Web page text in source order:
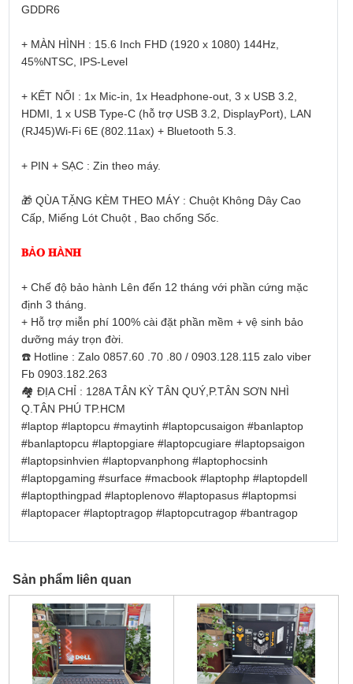
GDDR6
+ MÀN HÌNH : 15.6 Inch FHD (1920 x 1080) 144Hz,
45%NTSC, IPS-Level
+ KẾT NỐI : 1x Mic-in, 1x Headphone-out, 3 x USB 3.2,
HDMI, 1 x USB Type-C (hỗ trợ USB 3.2, DisplayPort), LAN
(RJ45)Wi-Fi 6E (802.11ax) + Bluetooth 5.3.
+ PIN + SẠC : Zin theo máy.
🎁QÙA TẶNG KÈM THEO MÁY : Chuột Không Dây Cao
Cấp, Miếng Lót Chuột , Bao chống Sốc.
𝐁Ả𝐎 𝐇À𝐍𝐇
+ Chế độ bảo hành Lên đến 12 tháng với phần cứng mặc
định 3 tháng.
+ Hỗ trợ miễn phí 100% cài đặt phần mềm + vệ sinh bảo
dưỡng máy trọn đời.
☎️Hotline : Zalo 0857.60 .70 .80 / 0903.128.115 zalo viber
Fb 0903.182.263
🏘 ĐỊA CHỈ : 128A TÂN KỲ TÂN QUÝ,P.TÂN SƠN NHÌ
Q.TÂN PHÚ TP.HCM
#laptop #laptopcu #maytinh #laptopcusaigon #banlaptop
#banlaptopcu #laptopgiare #laptopcugiare #laptopsaigon
#laptopsinhvien #laptopvanphong #laptophocsinh
#laptopgaming #surface #macbook #laptophp #laptopdell
#laptopthingpad #laptoplenovo #laptopasus #laptopmsi
#laptopacer #laptoptragop #laptopcutragop #bantragop
Sản phẩm liên quan